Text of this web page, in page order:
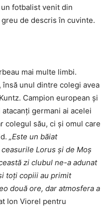
fotbalist venit din
de descris în cuvinte.
mai multe limbi.
însă unul dintre colegi avea
Campion european și
germani ai acelei
colegul său, ci și omul care
„Este un băiat
Lorus și de Moș
zi clubul ne-a adunat
toți copiii au primit
două ore, dar atmosfera a
Ion Viorel pentru